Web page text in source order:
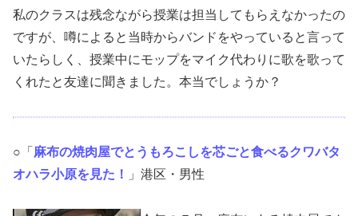
私のクラスは残念ながら授業は担当してもらえなかったの
ですが、噂によると当時からバンドをやっていると言って
いたらしく、授業中にモップをマイク代わりに歌を歌って
くれたと友達に聞きました。本当でしょうか？
○「 麻布の焼肉屋でとうもろこしを芯ごと食べるクワバタ
オハラ小原を見た！
」港区・男性